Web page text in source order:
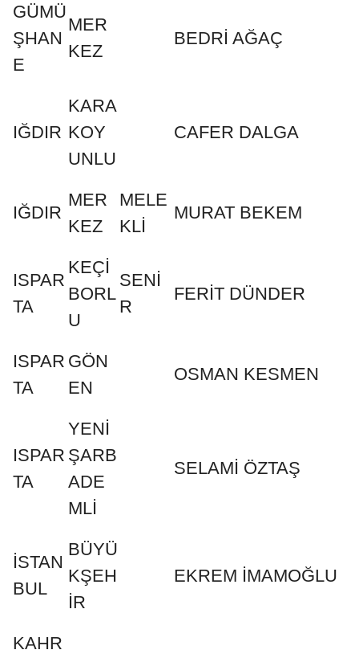
GÜMÜ
ŞHAN
E
MER
KEZ
BEDRİ AĞAÇ
IĞDIR
KARA
KOY
UNLU
CAFER DALGA
IĞDIR
MER
KEZ
MELE
KLİ
MURAT BEKEM
ISPAR
TA
KEÇİ
BORL
U
SENİ
R
FERİT DÜNDER
ISPAR
TA
GÖN
EN
OSMAN KESMEN
ISPAR
TA
YENİ
ŞARB
ADE
MLİ
SELAMİ ÖZTAŞ
İSTAN
BUL
BÜYÜ
KŞEH
İR
EKREM İMAMOĞLU
KAHR